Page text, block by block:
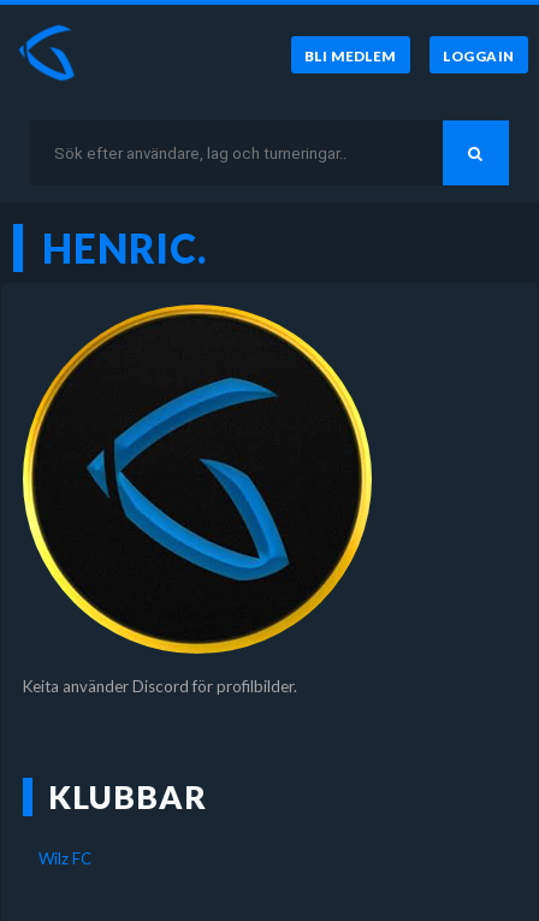
BLI MEDLEM LOGGA IN
HENRIC.
Keita använder Discord för profilbilder.
KLUBBAR
Wilz FC